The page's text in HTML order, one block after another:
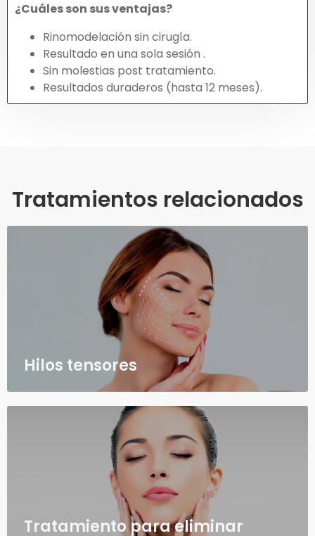
¿Cuáles son sus ventajas?
Rinomodelación sin cirugía.
Resultado en una sola sesión .
Sin molestias post tratamiento.
Resultados duraderos (hasta 12 meses).
Tratamientos relacionados
Hilos tensores
Tratamiento para eliminar